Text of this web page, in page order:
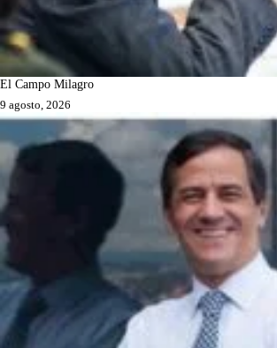
El Campo Milagro
9 agosto, 2026